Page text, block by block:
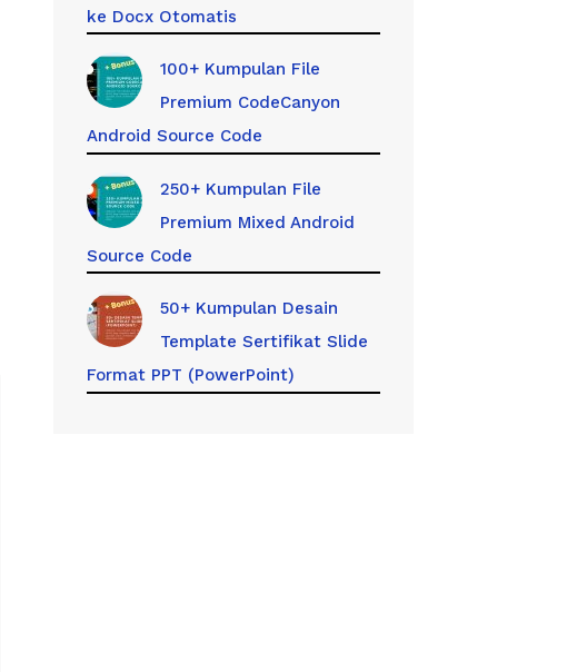
ke Docx Otomatis
100+ Kumpulan File
Premium CodeCanyon
Android Source Code
250+ Kumpulan File
Premium Mixed Android
Source Code
50+ Kumpulan Desain
Template Sertifikat Slide
Format PPT (PowerPoint)